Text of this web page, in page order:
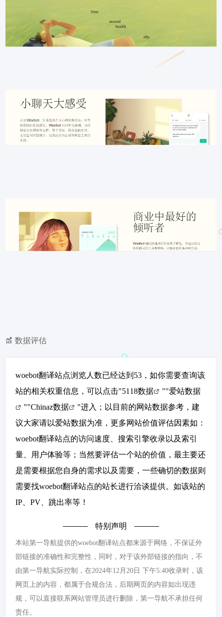
数据评估
woebot翻译站点浏览人数已经达到53，如你需要查询该
站的相关权重信息，可以点击"5118数据 ""爱站数据
""Chinaz数据
"进入；以目前的网站数据参考，建
议大家请以爱站数据为准，更多网站价值评估因素如：
woebot翻译站点的访问速度、搜索引擎收录以及索引
量、用户体验等；当然要评估一个站的价值，最主要还
是需要根据您自身的需求以及需要，一些确切的数据则
需要找woebot翻译站点的站长进行洽谈提供。如该站的
IP、PV、跳出率等！
特别声明
本站第一导航提供的woebot翻译站点都来源于网络，不保证外
部链接的准确性和完整性，同时，对于该外部链接的指向，不
由第一导航实际控制，在2024年12月20日 下午5:40收录时，该
网页上的内容，都属于合规合法，后期网页的内容如出现违
规，可以直接联系网站管理员进行删除，第一导航不承担任何
责任。